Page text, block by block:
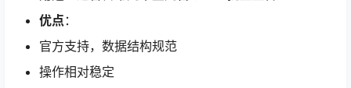
优点 ：
官方支持，数据结构规范
操作相对稳定